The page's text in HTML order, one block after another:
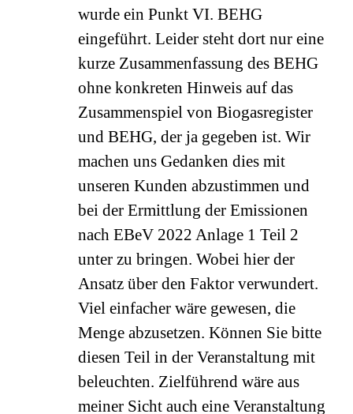
wurde ein Punkt VI. BEHG
eingeführt. Leider steht dort nur eine
kurze Zusammenfassung des BEHG
ohne konkreten Hinweis auf das
Zusammenspiel von Biogasregister
und BEHG, der ja gegeben ist. Wir
machen uns Gedanken dies mit
unseren Kunden abzustimmen und
bei der Ermittlung der Emissionen
nach EBeV 2022 Anlage 1 Teil 2
unter zu bringen. Wobei hier der
Ansatz über den Faktor verwundert.
Viel einfacher wäre gewesen, die
Menge abzusetzen. Können Sie bitte
diesen Teil in der Veranstaltung mit
beleuchten. Zielführend wäre aus
meiner Sicht auch eine Veranstaltung